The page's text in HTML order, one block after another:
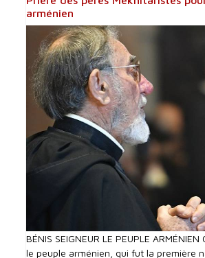
arménien
BÉNIS SEIGNEUR LE PEUPLE
le peuple arménien, qui fut la première